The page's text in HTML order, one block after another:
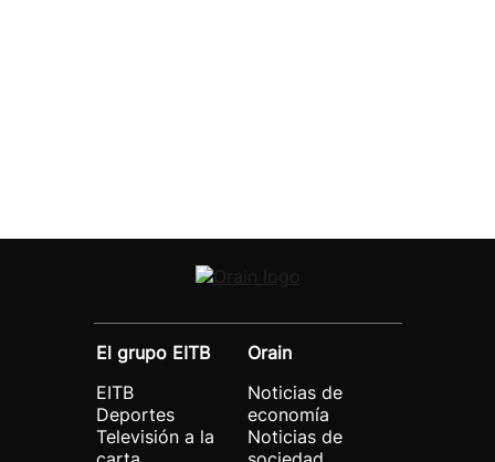
El grupo EITB
EITB
Deportes
Televisión a la
Orain
Noticias de
economía
Noticias de